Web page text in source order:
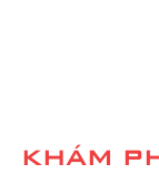
KHÁM